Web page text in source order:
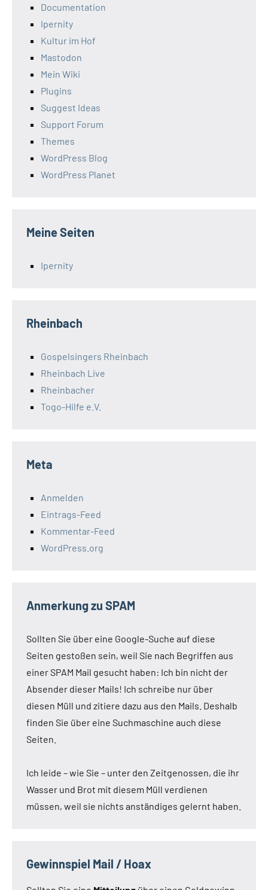
Documentation
Ipernity
Kultur im Hof
Mastodon
Mein Wiki
Plugins
Suggest Ideas
Support Forum
Themes
WordPress Blog
WordPress Planet
Meine Seiten
Ipernity
Rheinbach
Gospelsingers Rheinbach
Rheinbach Live
Rheinbacher
Togo-Hilfe e.V.
Meta
Anmelden
Eintrags-Feed
Kommentar-Feed
WordPress.org
Anmerkung zu SPAM
Sollten Sie über eine Google-Suche auf diese
Seiten gestoßen sein, weil Sie nach Begriffen aus
einer SPAM Mail gesucht haben: Ich bin nicht der
Absender dieser Mails! Ich schreibe nur über
diesen Müll und zitiere dazu aus den Mails. Deshalb
finden Sie über eine Suchmaschine auch diese
Seiten.
Ich leide – wie Sie – unter den Zeitgenossen, die ihr
Wasser und Brot mit diesem Müll verdienen
müssen, weil sie nichts anständiges gelernt haben.
Gewinnspiel Mail / Hoax